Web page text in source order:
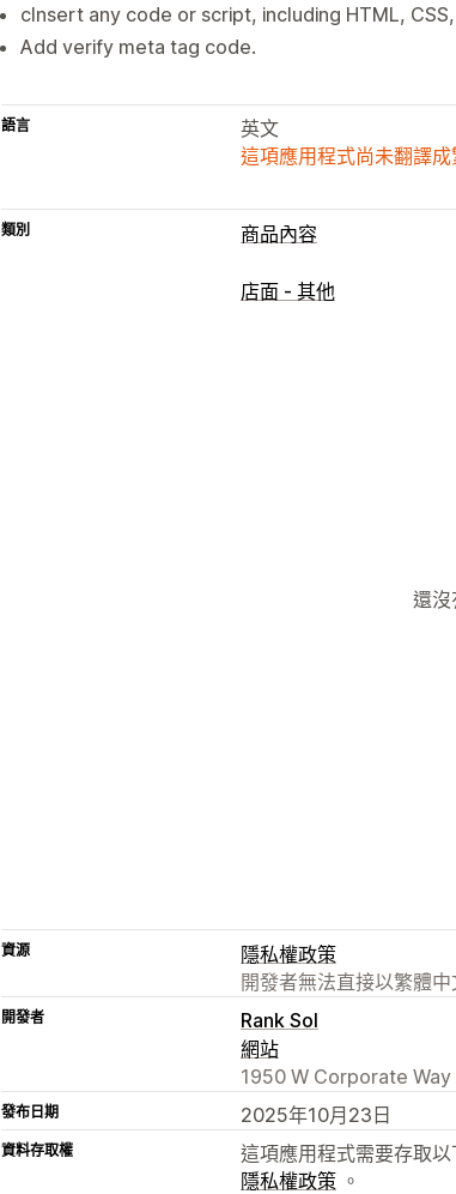
cInsert any code or script, including HTML,
Add verify meta tag code.
語言
英文
這項應用程式尚未翻譯
類別 商品內容
店面 - 其他
還沒
資源
隱私權政策
開發者無法直接以繁體中
開發者
Rank Sol
網站
1950 W Corporate
發布日期 2025年10月23日
資料存取權
這項應用程式需要存取
隱私權政策 。